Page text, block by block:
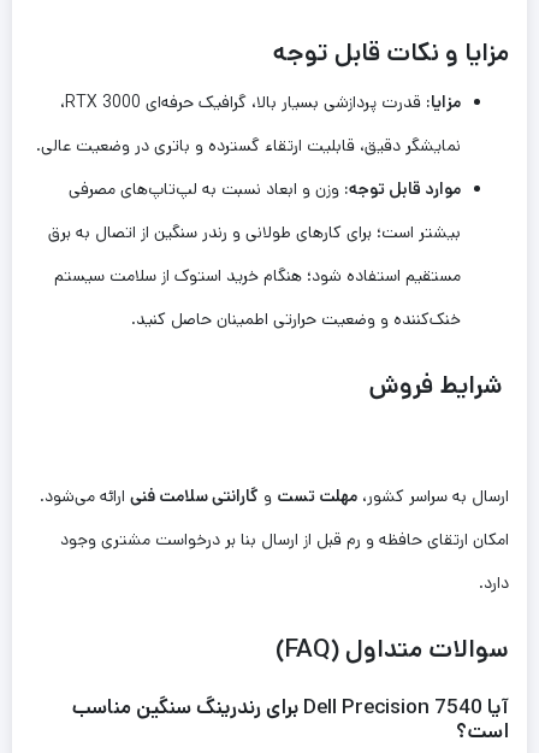
مزایا و نکات قابل توجه
مزایا:
قدرت پردازشی بسیار بالا، گرافیک حرفه‌ای RTX 3000،
نمایشگر دقیق، قابلیت ارتقاء گسترده و باتری در وضعیت عالی.
موارد قابل توجه: وزن و ابعاد نسبت به لپ‌تاپ‌های مصرفی
بیشتر است؛ برای کارهای طولانی و رندر سنگین از اتصال به برق
مستقیم استفاده شود؛ هنگام خرید استوک از سلامت سیستم
خنک‌کننده و وضعیت حرارتی اطمینان حاصل کنید.
شرایط فروش
ارسال به سراسر کشور، مهلت تست و گارانتی سلامت فنی ارائه می‌شود.
امکان ارتقای حافظه و رم قبل از ارسال بنا بر درخواست مشتری وجود
دارد.
سوالات متداول (FAQ)
آیا Dell Precision 7540 برای رندرینگ سنگین مناسب
است؟